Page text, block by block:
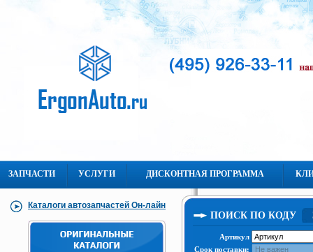
ЗАПЧАСТИ УСЛУГИ ДИСКОНТНАЯ ПРОГРАММА
Каталоги автозапчастей Он-лайн
ПОИСК ПО КОДУ
Артикул
Срок поставки: